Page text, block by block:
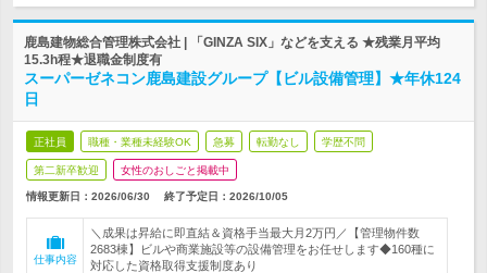
鹿島建物総合管理株式会社 | 「GINZA SIX」などを支える ★残業月平均
15.3h程★退職金制度有
スーパーゼネコン鹿島建設グループ【ビル設備管理】★年休124
日
正社員 職種・業種未経験OK 急募 転勤なし 学歴不問
第二新卒歓迎 女性のおしごと掲載中
情報更新日：2026/06/30 終了予定日： 2026/10/05
仕事内容
＼成果は昇給に即直結＆資格手当最大月2万円／【管理物件数
2683棟】ビルや商業施設等の設備管理をお任せします◆160種に
対応した資格取得支援制度あり